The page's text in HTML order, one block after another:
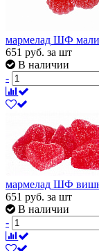
мармелад ШФ
651 руб. за шт
В наличии
-
мармелад ШФ
651 руб. за шт
В наличии
-